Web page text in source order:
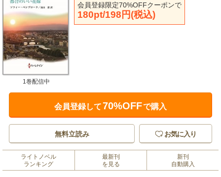
会員登録限定70%OFFクーポンで
180pt/198円(税込)
1巻配信中
会員登録して70%OFFで購入
無料立読み お気に入り
ライトノベル
ランキング
最新刊
を見る
新刊
自動購入